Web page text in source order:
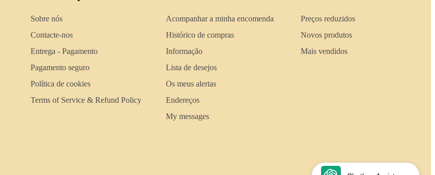
Sobre nós
Contacte-nos
Entrega - Pagamento
Pagamento seguro
Política de cookies
Terms of Service & Refund Policy
Acompanhar a minha encomenda
Histórico de compras
Informação
Lista de desejos
Os meus alertas
Endereços
My messages
Preços reduzidos
Novos produtos
Mais vendidos